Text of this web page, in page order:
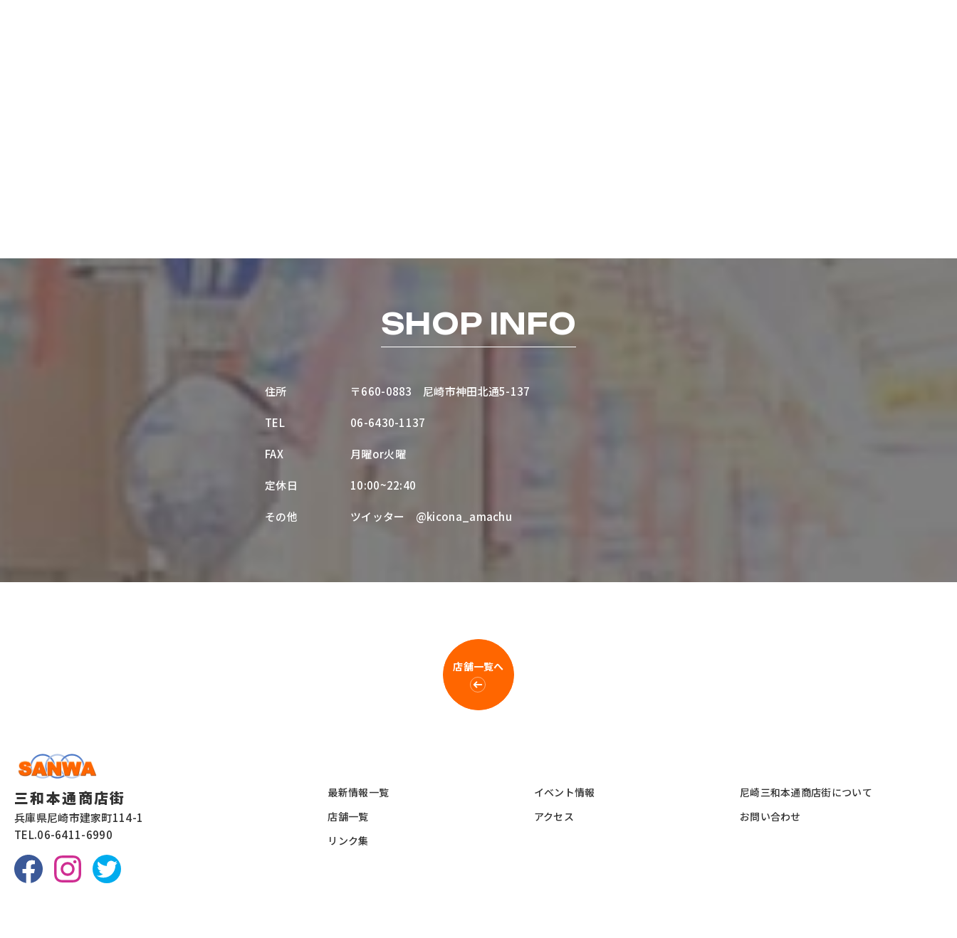
SHOP INFO
住所 〒660-0883 尼崎市神田北通5-137
TEL 06-6430-1137
FAX 月曜or火曜
定休日 10:00~22:40
その他 ツイッター @kicona_amachu
店舗一覧へ
三和本通商店街
兵庫県尼崎市建家町114-1
TEL.06-6411-6990
最新情報一覧 イベント情報
尼崎三和本通商店街について
店舗一覧
アクセス
お問い合わせ
リンク集